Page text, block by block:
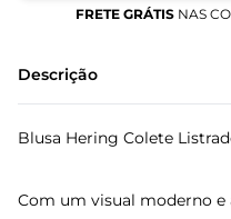
FRETE GRÁTISNAS
Descrição
Blusa Hering Colete
Com um visual moderno e